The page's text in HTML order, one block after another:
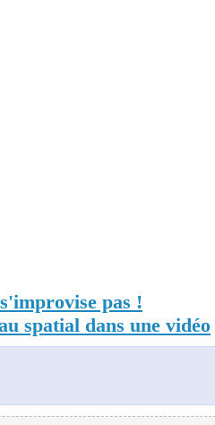
pas !
spatial dans une vidéo